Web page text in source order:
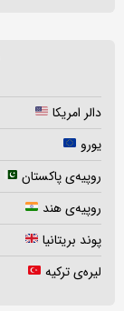
دالر امریکا
یورو
روپیه‌ی پاکستان
روپیه‌ی هند
پوند بریتانیا
لیره‌ی ترکیه